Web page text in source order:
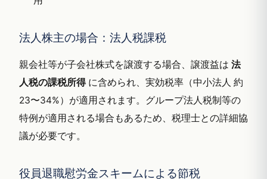
法人株主の場合：法人税課税
親会社等が子会社株式を譲渡する場合、譲渡益は 法
人税の課税所得に含められ、実効税率（中小法人 約
23〜34%）が適用されます。グループ法人税制等の
特例が適用される場合もあるため、税理士との詳細協
議が必要です。
役員退職慰労金スキームによる節税